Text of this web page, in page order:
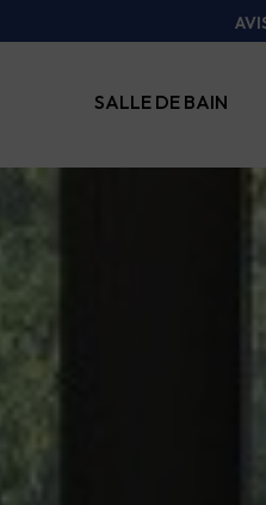
SALLE DE BAIN